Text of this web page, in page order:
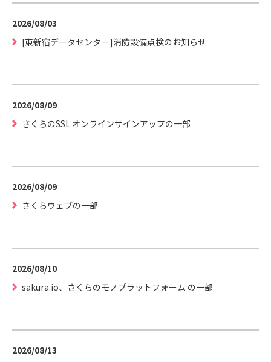
2026/08/03
[東新宿データセンター]消防設備点検のお知らせ
2026/08/09
さくらのSSL オンラインサインアップの一部
2026/08/09
さくらウェブの一部
2026/08/10
sakura.io、さくらのモノプラットフォーム の一部
2026/08/13